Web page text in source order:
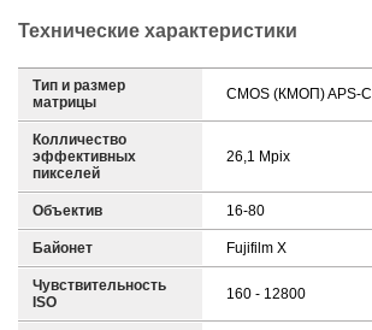
Технические характеристики
Тип и размер
матрицы
CMOS (КМОП) APS-C
Колличество
эффективных
пикселей
26,1 Mpix
Объектив 16-80
Байонет Fujifilm X
Чувствительность
ISO
160 - 12800